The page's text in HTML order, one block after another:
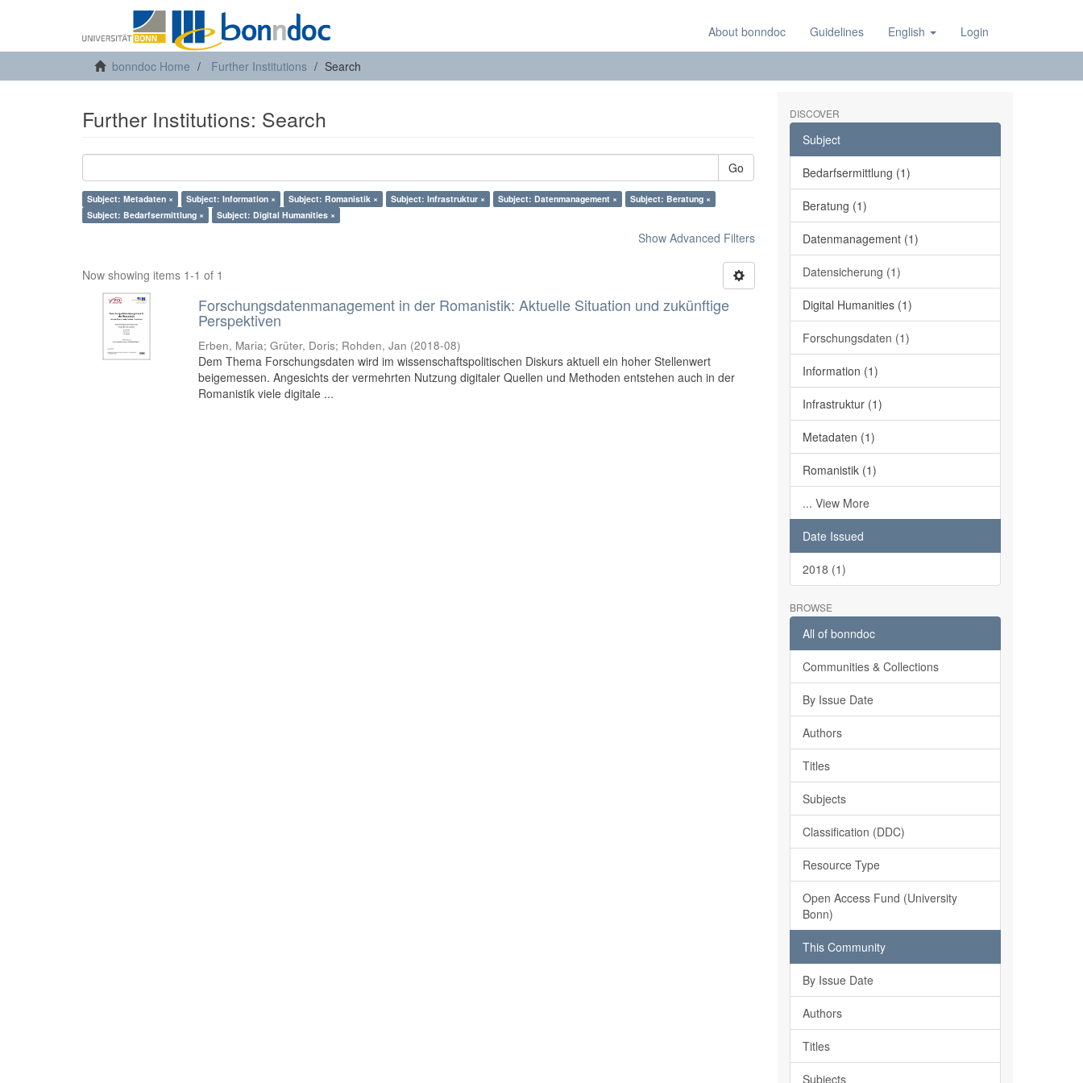
About bonndoc Guidelines English Login
bonndoc Home Further Institutions Search
Further Institutions: Search
Go
Subject: Metadaten × Subject: Information × Subject: Romanistik × Subject: Infrastruktur × Subject: Datenmanagement ×
Subject: Beratung ×
Subject: Bedarfsermittlung ×
Subject: Digital Humanities ×
Show Advanced Filters
Now showing items 1-1 of 1
Forschungsdatenmanagement in der Romanistik: Aktuelle Situation und zukünftige
Perspektiven
Erben, Maria;Grüter, Doris; Rohden, Jan (2018-08)
Dem Thema Forschungsdaten wird im wissenschaftspolitischen Diskurs aktuell ein hoher Stellenwert
beigemessen. Angesichts der vermehrten Nutzung digitaler Quellen und Methoden entstehen auch in der
Romanistik viele digitale ...
DISCOVER
Subject
Bedarfsermittlung (1)
Beratung (1)
Datenmanagement (1)
Datensicherung (1)
Digital Humanities (1)
Forschungsdaten (1)
Information (1)
Infrastruktur (1)
Metadaten (1)
Romanistik (1)
... View More
Date Issued
2018 (1)
BROWSE
All of bonndoc
Communities & Collections
By Issue Date
Authors
Titles
Subjects
Classification (DDC)
Resource Type
Open Access Fund (University
Bonn)
This Community
By Issue Date
Authors
Titles
Subjects